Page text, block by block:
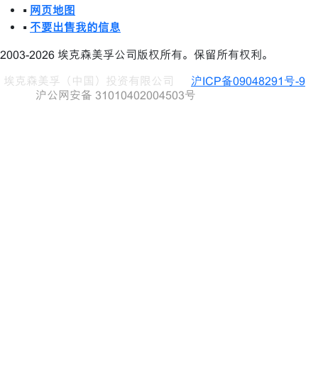
• 网页地图
• 不要出售我的信息
2003-2026 埃克森美孚公司版权所有。保留所有权利。
埃克森美孚（中国）投资有限公司
沪ICP备09048291号-9
沪公网安备 31010402004503号